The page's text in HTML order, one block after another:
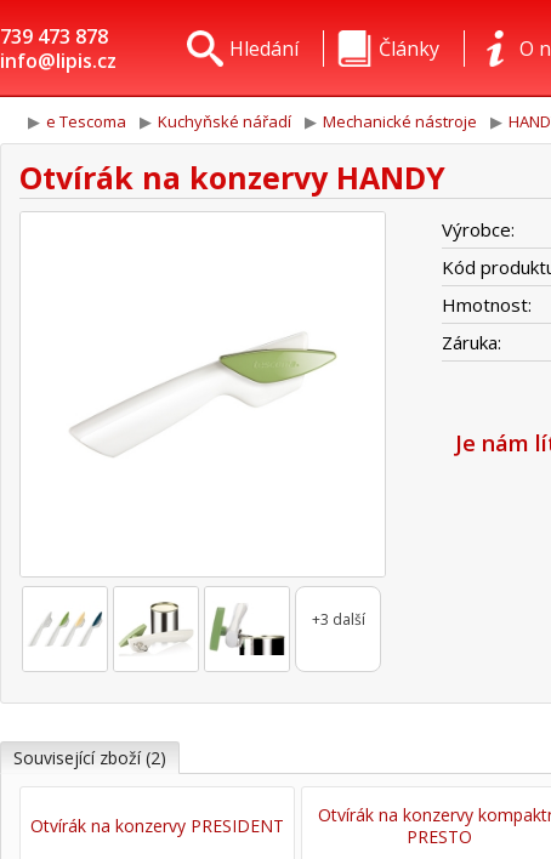
739 473 878
info@lipis.cz
O
Články
Hledání
e Tescoma Kuchyňské nářadí Mechanické nástroje
Otvírák na konzervy HANDY
+3 další
Výrobce:
Kód
Hmotnost:
Záruka:
Je nám
Související zboží (2)
Otvírák na konzervy PRESIDENT
Otvírák na konzervy
PRESTO